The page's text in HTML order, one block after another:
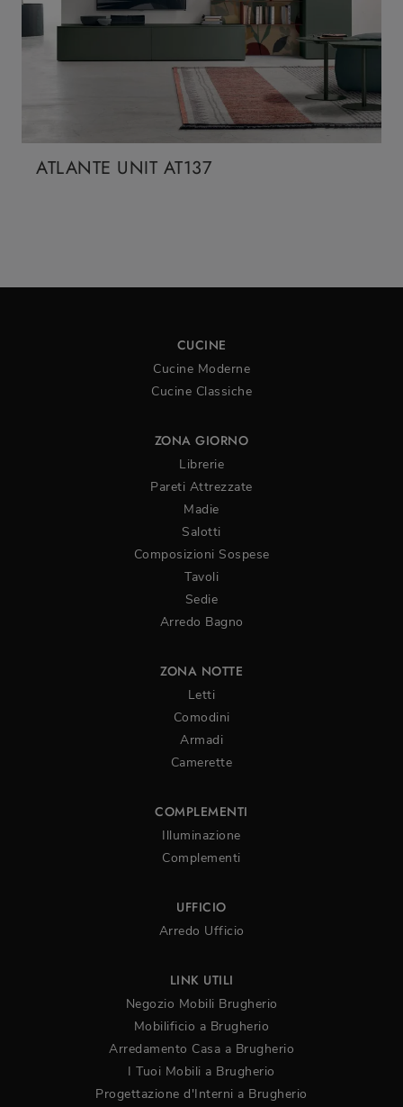
ATLANTE UNIT AT137
CUCINE
Cucine Moderne
Cucine Classiche
ZONA GIORNO
Librerie
Pareti Attrezzate
Madie
Salotti
Composizioni Sospese
Tavoli
Sedie
Arredo Bagno
ZONA NOTTE
Letti
Comodini
Armadi
Camerette
COMPLEMENTI
Illuminazione
Complementi
UFFICIO
Arredo Ufficio
LINK UTILI
Negozio Mobili Brugherio
Mobilificio a Brugherio
Arredamento Casa a Brugherio
I Tuoi Mobili a Brugherio
Progettazione d'Interni a Brugherio